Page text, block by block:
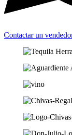
Contactar un